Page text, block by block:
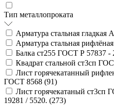
Тип металлопроката
Арматура стальная
Арматура стальная
Балка ст255 ГОСТ Р 57837 -
Квадрат стальной ст3сп
Лист горячекатанный
ГОСТ 8568 (91)
Лист горячекатаный ст3сп
19281 / 5520. (273)